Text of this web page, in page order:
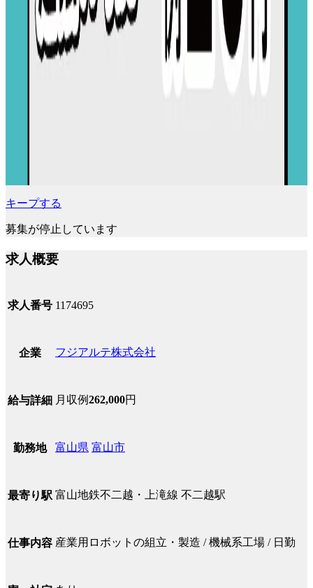
キープする
募集が停止しています
求人概要
求人番号 1174695
企業 フジアルテ株式会社
給与詳細 月収例262,000円
勤務地 富山県 富山市
最寄り駅 富山地鉄不二越・上滝線 不二越駅
仕事内容 産業用ロボットの組立・製造 / 機械系工場 / 日勤